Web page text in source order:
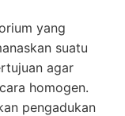
yang
suatu
agar
homogen.
pengadukan